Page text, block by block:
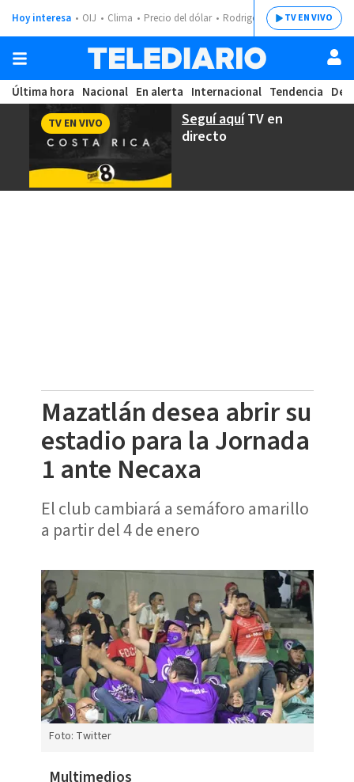
Hoy interesa OIJ Clima Precio del dólar Rodrigo ChavesTV EN VIVO
Última hora Nacional En alerta Internacional Tendencia
Seguí aquíTV en
directo
TV EN VIVO
Mazatlán desea abrir su
estadio para la Jornada
1 ante Necaxa
El club cambiará a semáforo amarillo
a partir del 4 de enero
Foto: Twitter